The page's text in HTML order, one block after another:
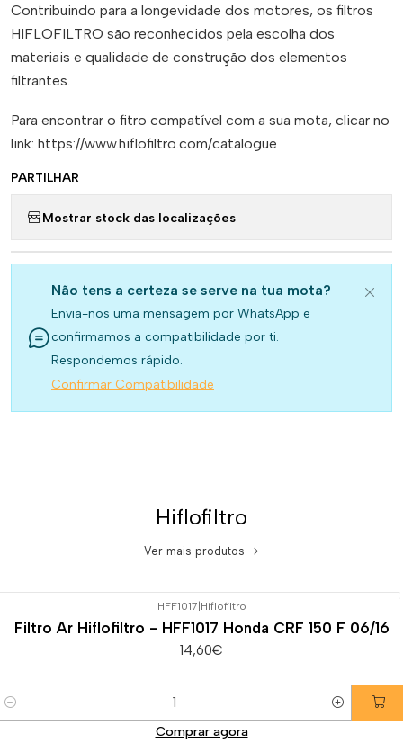
Contribuindo para a longevidade dos motores, os filtros
HIFLOFILTRO são reconhecidos pela escolha dos
materiais e qualidade de construção dos elementos
filtrantes.
Para encontrar o fitro compatível com a sua mota, clicar no
link: https://www.hiflofiltro.com/catalogue
PARTILHAR
Mostrar stock das localizações
Não tens a certeza se serve na tua mota?
Envia-nos uma mensagem por WhatsApp e
confirmamos a compatibilidade por ti.
Respondemos rápido.
Confirmar Compatibilidade
Hiflofiltro
Ver mais produtos
HFF1017 Hiflofiltro
Filtro Ar Hiflofiltro - HFF1017 Honda CRF 150 F 06/16
14,60€
Comprar agora